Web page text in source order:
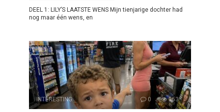
DEEL 1: LILY’S LAATSTE WENS Mijn tienjarige dochter had
nog maar één wens, en
INTERESTING 0 853